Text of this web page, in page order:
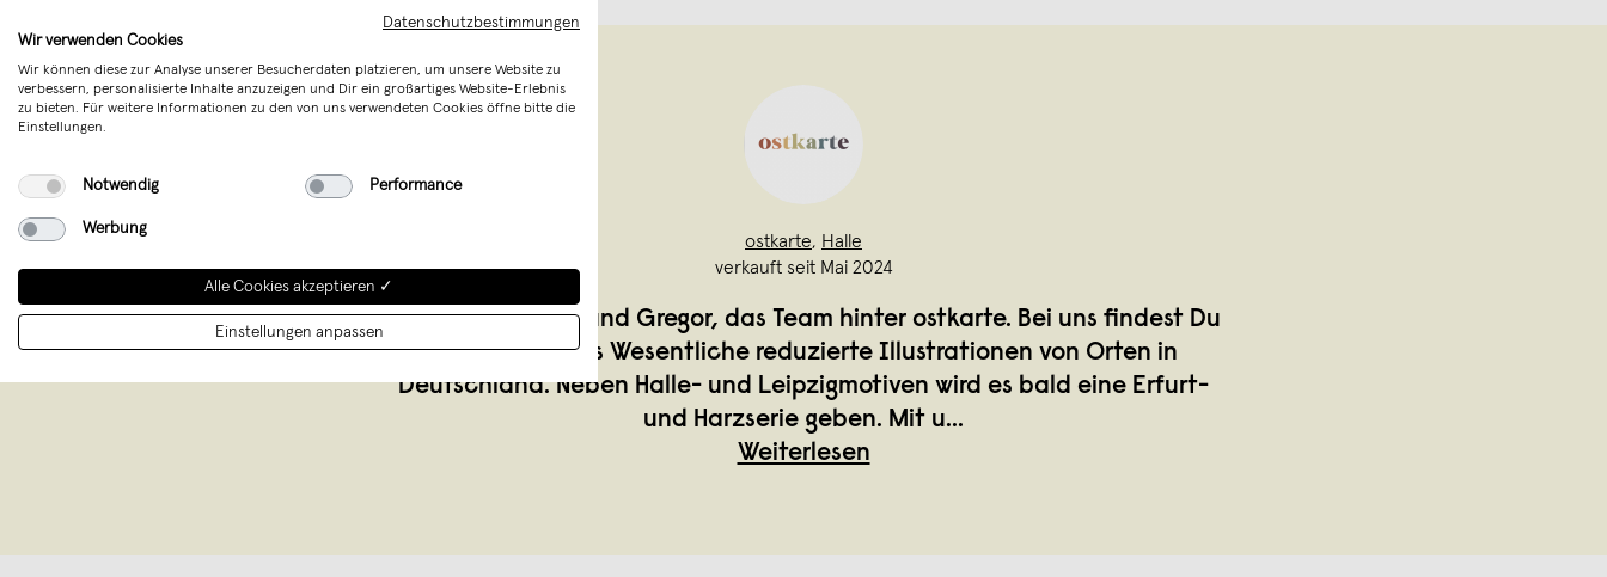
ostkarte, Halle
verkauft seit Mai 2024
Hi! Wir sind Britta und Gregor, das Team hinter ostkarte. Bei uns findest Du
bunte und aufs Wesentliche reduzierte Illustrationen von Orten in
Deutschland. Neben Halle- und Leipzigmotiven wird es bald eine Erfurt-
und Harzserie geben. Mit u...
Weiterlesen
Datenschutzbestimmungen
Wir verwenden Cookies
Wir können diese zur Analyse unserer Besucherdaten platzieren, um unsere Website zu
verbessern, personalisierte Inhalte anzuzeigen und Dir ein großartiges Website-Erlebnis
zu bieten. Für weitere Informationen zu den von uns verwendeten Cookies öffne bitte die
Einstellungen.
Notwendig Performance
Werbung
Alle Cookies akzeptieren ✓
Einstellungen anpassen